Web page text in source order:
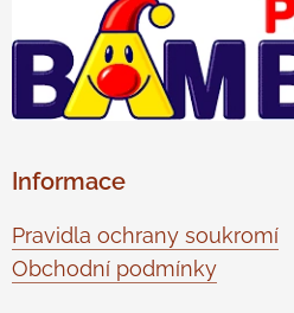
Informace
Pravidla ochrany soukromí
Obchodní podmínky